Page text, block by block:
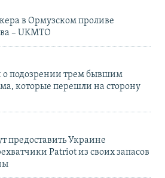
в Ормузском проливе
– UKMTO
о подозрении трем бывшим
которые перешли на сторону
предоставить Украине
Patriot из своих запасов